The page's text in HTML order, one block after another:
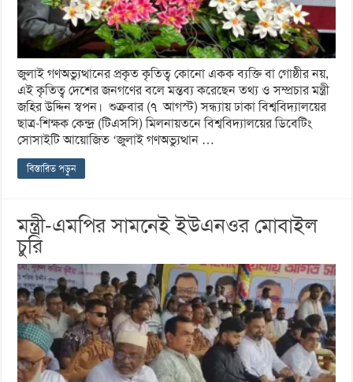
জুলাই গণঅভ্যুত্থানের প্রকৃত কৃতিত্ব কোনো একক ব্যক্তি বা গোষ্ঠীর নয়,
এই কৃতিত্ব দেশের জনগণের বলে মন্তব্য করেছেন তথ্য ও সম্প্রচার মন্ত্রী
জহির উদ্দিন স্বপন। শুক্রবার (৭ আগস্ট) সন্ধ্যায় ঢাকা বিশ্ববিদ্যালয়ের
ছাত্র-শিক্ষক কেন্দ্র (টিএসসি) মিলনায়তনে বিশ্ববিদ্যালয়ের ডিবেটিং
সোসাইটি আয়োজিত ‘জুলাই গণঅভ্যুত্থান …
বিস্তারিত পড়ুন
মন্ত্রী-এমপির সামনেই ইউএনওর মোবাইল
চুরি